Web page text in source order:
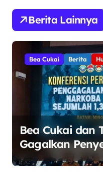
a
s
i
o
Berita Lainnya
Bea Cukai Berita
Bea Cukai dan
Gagalkan
Ketamin di